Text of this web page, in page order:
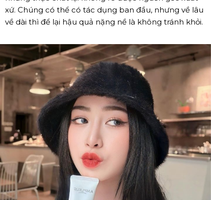
xứ. Chúng có thể có tác dụng ban đầu, nhưng về lâu
về dài thì để lại hậu quả nặng nề là không tránh khỏi.